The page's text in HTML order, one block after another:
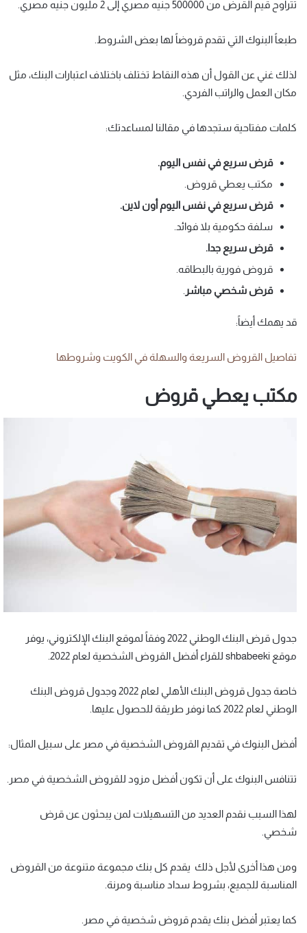
تتراوح قيم القرض من 500000 جنيه مصري إلى 2 مليون جنيه مصري.
طبعاً البنوك التي تقدم قروضاً لها بعض الشروط.
لذلك غني عن القول أن هذه النقاط تختلف باختلاف اعتبارات البنك، مثل
مكان العمل والراتب الفردي.
كلمات مفتاحية ستجدها في مقالنا لمساعدتك:
قرض سريع في نفس اليوم.
مكتب يعطي قروض.
قرض سريع في نفس اليوم أون لاين.
سلفة حكومية بلا فوائد.
قرض سريع جدا.
قروض فورية بالبطاقه.
قرض شخصي مباشر
قد يهمك أيضاً:
تفاصيل القروض السريعة والسهلة في الكويت وشروطها
مكتب يعطي قروض
جدول قرض البنك الوطني 2022 وفقاً لموقع البنك الإلكتروني، يوفر
موقع shbabeeki للقراء أفضل القروض الشخصية لعام 2022.
خاصة جدول قروض البنك الأهلي لعام 2022 وجدول قروض البنك
الوطني لعام 2022 كما نوفر طريقة للحصول عليها.
أفضل البنوك في تقديم القروض الشخصية في مصر على سبيل المثال:
تتنافس البنوك على أن تكون أفضل مزود للقروض الشخصية في مصر.
لهذا السبب نقدم العديد من التسهيلات لمن يبحثون عن قرض
شخصي.
ومن هذا أخرى لأجل ذلك يقدم كل بنك مجموعة متنوعة من القروض
المناسبة للجميع، بشروط سداد مناسبة ومرنة.
كما يعتبر أفضل بنك يقدم قروض شخصية في مصر.